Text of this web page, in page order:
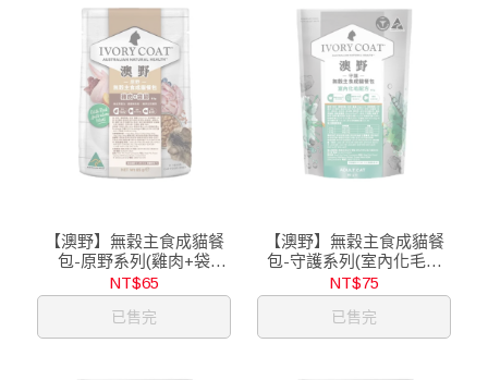
【澳野】無穀主食成貓餐
包-原野系列(雞肉+袋
鼠)/85g
NT$65
已售完
【澳野】無穀主食成貓餐
包-守護系列(室內化毛配
方)/85g
NT$75
已售完